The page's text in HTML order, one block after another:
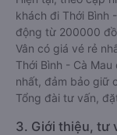
khách đi Thới Bình
động từ 200000
Vân có giá vé rẻ
Thới Bình - Cà
nhất, đảm bảo giữ
Tổng đài tư vấn,
3. Giới thiệu, tư